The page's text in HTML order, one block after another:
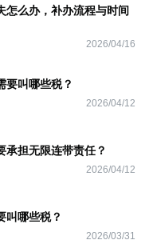
怎么办，补办流程与时间
2026/04/16
要叫哪些税？
2026/04/12
承担无限连带责任？
2026/04/12
叫哪些税？
2026/03/31